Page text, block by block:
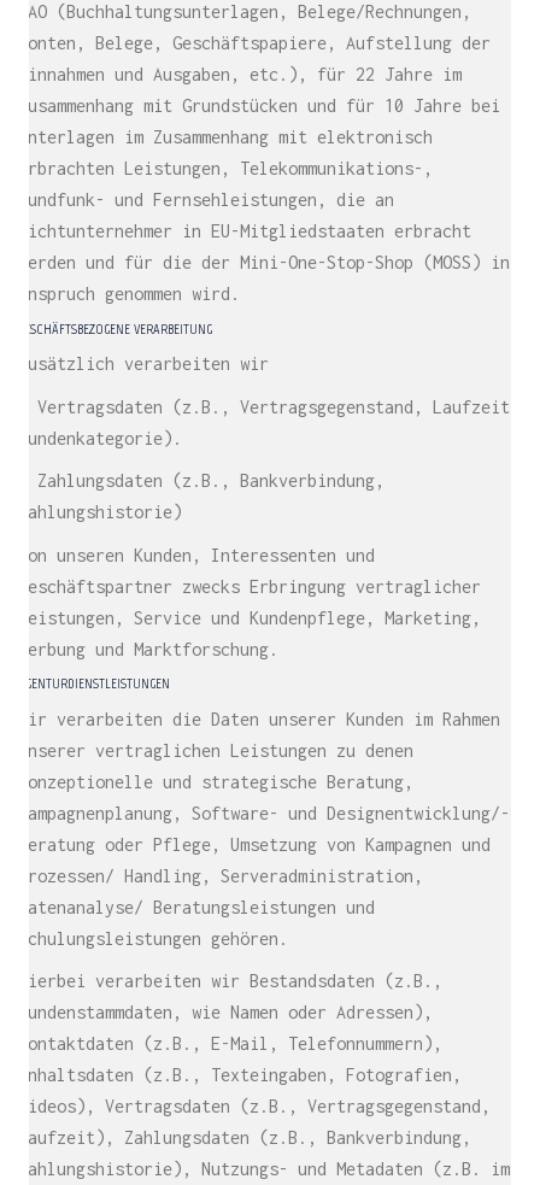
BAO (Buchhaltungsunterlagen, Belege/Rechnungen,
Konten, Belege, Geschäftspapiere, Aufstellung der
Einnahmen und Ausgaben, etc.), für 22 Jahre im
Zusammenhang mit Grundstücken und für 10 Jahre bei
Unterlagen im Zusammenhang mit elektronisch
erbrachten Leistungen, Telekommunikations-,
Rundfunk- und Fernsehleistungen, die an
Nichtunternehmer in EU-Mitgliedstaaten erbracht
werden und für die der Mini-One-Stop-Shop (MOSS) in
Anspruch genommen wird.
GESCHÄFTSBEZOGENE VERARBEITUNG
Zusätzlich verarbeiten wir
– Vertragsdaten (z.B., Vertragsgegenstand, Laufzeit,
Kundenkategorie).
– Zahlungsdaten (z.B., Bankverbindung,
Zahlungshistorie)
von unseren Kunden, Interessenten und
Geschäftspartner zwecks Erbringung vertraglicher
Leistungen, Service und Kundenpflege, Marketing,
Werbung und Marktforschung.
AGENTURDIENSTLEISTUNGEN
Wir verarbeiten die Daten unserer Kunden im Rahmen
unserer vertraglichen Leistungen zu denen
konzeptionelle und strategische Beratung,
Kampagnenplanung, Software- und Designentwicklung/-
beratung oder Pflege, Umsetzung von Kampagnen und
Prozessen/ Handling, Serveradministration,
Datenanalyse/ Beratungsleistungen und
Schulungsleistungen gehören.
Hierbei verarbeiten wir Bestandsdaten (z.B.,
Kundenstammdaten, wie Namen oder Adressen),
Kontaktdaten (z.B., E-Mail, Telefonnummern),
Inhaltsdaten (z.B., Texteingaben, Fotografien,
Videos), Vertragsdaten (z.B., Vertragsgegenstand,
Laufzeit), Zahlungsdaten (z.B., Bankverbindung,
Zahlungshistorie), Nutzungs- und Metadaten (z.B. im